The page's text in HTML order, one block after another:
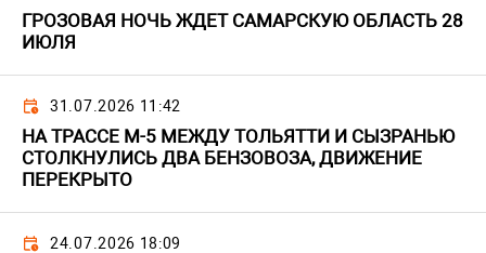
ГРОЗОВАЯ НОЧЬ ЖДЕТ САМАРСКУЮ ОБЛАСТЬ 28
ИЮЛЯ
31.07.2026 11:42
НА ТРАССЕ М-5 МЕЖДУ ТОЛЬЯТТИ И СЫЗРАНЬЮ
СТОЛКНУЛИСЬ ДВА БЕНЗОВОЗА, ДВИЖЕНИЕ
ПЕРЕКРЫТО
24.07.2026 18:09